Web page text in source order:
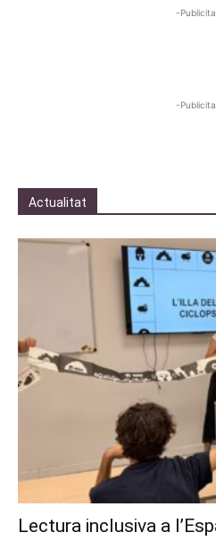
-
-
Actualitat
Lectura inclusiva a